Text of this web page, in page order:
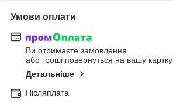
Умови оплати
Ви отримаєте замовлення
або гроші повернуться на вашу картку
Детальніше
Післяплата